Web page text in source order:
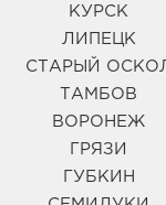
КУРСК
ЛИПЕЦК
СТАРЫЙ ОСКОЛ
ТАМБОВ
ВОРОНЕЖ
ГРЯЗИ
ГУБКИН